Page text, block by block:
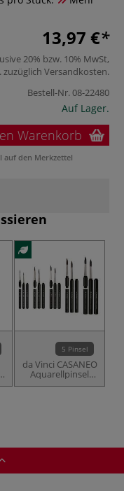
13,97 €
20% bzw. 10% MwSt,
zuzüglich Versandkosten.
Bestell-Nr.08-22480
Auf Lager.
Warenkorb
auf den Merkzettel
5 Pinsel
da Vinci CASANEO
Aquarellpinsel
1593TP